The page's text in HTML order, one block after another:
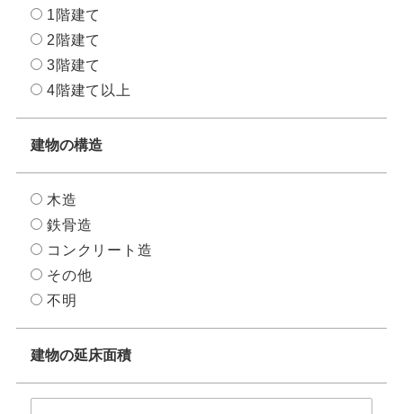
1階建て
2階建て
3階建て
4階建て以上
建物の構造
木造
鉄骨造
コンクリート造
その他
不明
建物の延床面積